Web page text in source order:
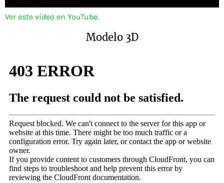
Ver este vídeo en YouTube.
Modelo 3D